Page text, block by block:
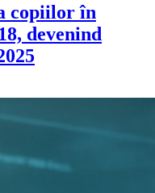
copiilor în
devenind